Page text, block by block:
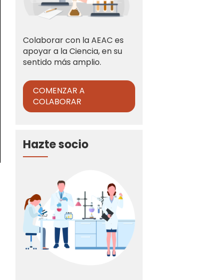
Colaborar con la AEAC es
apoyar a la Ciencia, en su
sentido más amplio.
COMENZAR A
COLABORAR
Hazte socio